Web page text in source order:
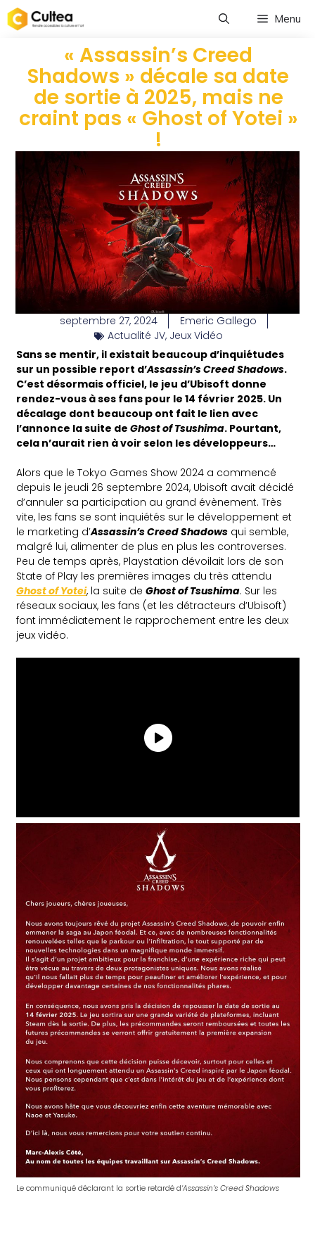
Menu
« Assassin’s Creed
Shadows » décale sa date
de sortie à 2025, mais ne
craint pas « Ghost of Yotei »
!
septembre 27, 2024
Emeric Gallego
Actualité JV, Jeux Vidéo
Sans se mentir, il existait beaucoup d’inquiétudes
sur un possible report d’Assassin’s Creed Shadows.
C’est désormais officiel, le jeu d’Ubisoft donne
rendez-vous à ses fans pour le 14 février 2025. Un
décalage dont beaucoup ont fait le lien avec
l’annonce la suite deGhost of Tsushima. Pourtant,
cela n’aurait rien à voir selon les développeurs…
Alors que le Tokyo Games Show 2024 a commencé
depuis le jeudi 26 septembre 2024, Ubisoft avait décidé
d’annuler sa participation au grand évènement. Très
vite, les fans se sont inquiétés sur le développement et
le marketing d’Assassin’s Creed Shadows qui semble,
malgré lui, alimenter de plus en plus les controverses.
Peu de temps après, Playstation dévoilait lors de son
State of Play les premières images du très attendu
Ghost of Yotei, la suite deGhost of Tsushima. Sur les
réseaux sociaux, les fans (et les détracteurs d’Ubisoft)
font immédiatement le rapprochement entre les deux
jeux vidéo.
Le communiqué déclarant la sortie retardé d‘Assassin’s Creed Shadows